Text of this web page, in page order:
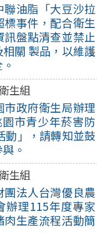
聯油脂「大豆沙拉
標事件，配合衛生
訊盤點清查並禁止
關 製品，以維護
生組
市政府衛生局辦理
市青少年菸害防
動」，請轉知並鼓
。
生組
團法人台灣優良農
辦理115年度專家
肉生產流程活動簡